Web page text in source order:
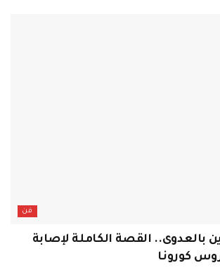
فن
بالعدوى.. القصة الكاملة لإصابة
كورونا